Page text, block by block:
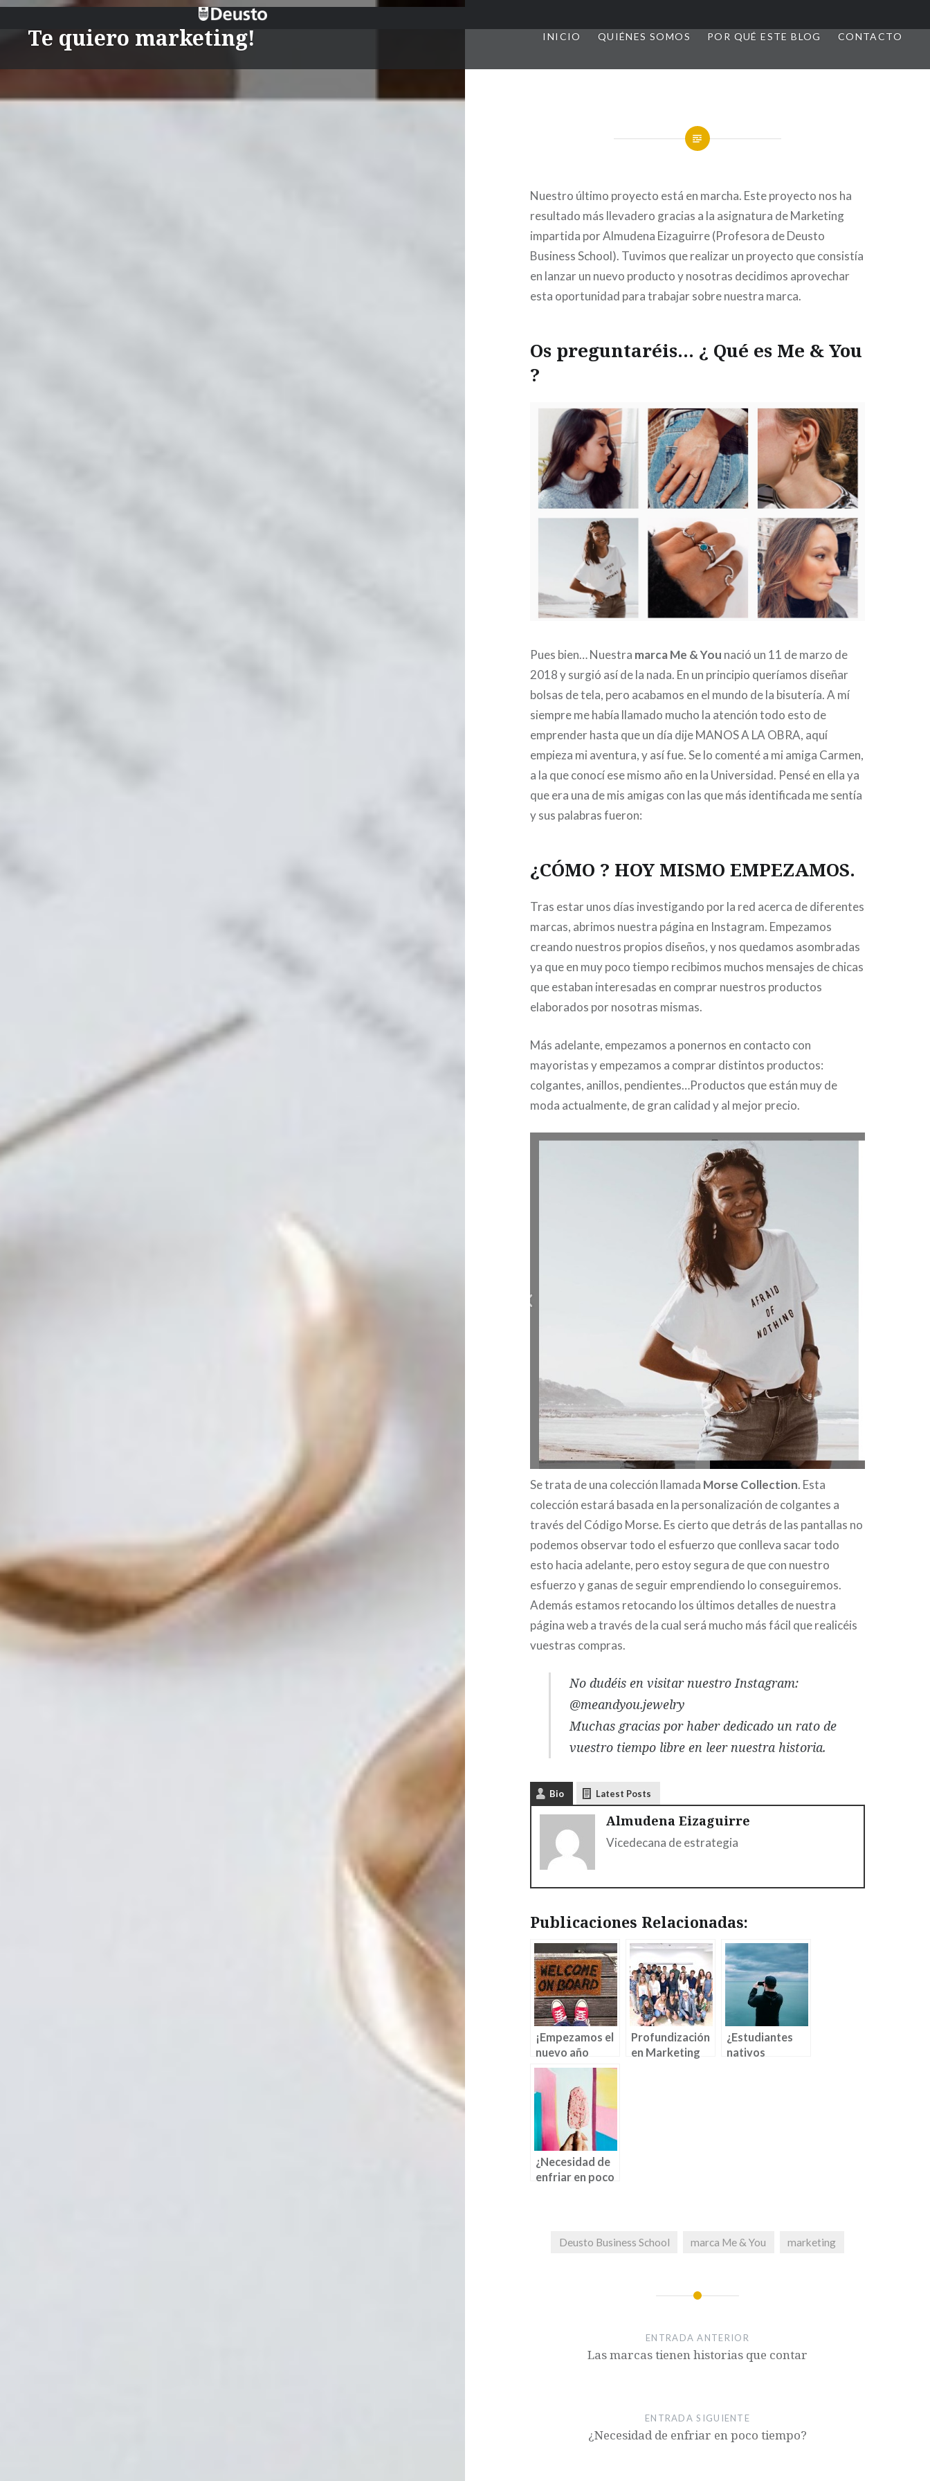
Te quiero marketing! INICIO QUIÉNES SOMOS POR QUÉ ESTE BLOG CONTACTO
Nuestro último proyecto está en marcha. Este proyecto nos ha
resultado más llevadero gracias a la asignatura de Marketing
impartida por Almudena Eizaguirre (Profesora de Deusto
Business School). Tuvimos que realizar un proyecto que consistía
en lanzar un nuevo producto y nosotras decidimos aprovechar
esta oportunidad para trabajar sobre nuestra marca.
Os preguntaréis… ¿ Qué es Me & You
?
Pues bien… Nuestra marca Me & You nació un 11 de marzo de
2018 y surgió así de la nada. En un principio queríamos diseñar
bolsas de tela, pero acabamos en el mundo de la bisutería. A mí
siempre me había llamado mucho la atención todo esto de
emprender hasta que un día dije MANOS A LA OBRA, aquí
empieza mi aventura, y así fue. Se lo comenté a mi amiga Carmen,
a la que conocí ese mismo año en la Universidad. Pensé en ella ya
que era una de mis amigas con las que más identificada me sentía
y sus palabras fueron:
¿CÓMO ? HOY MISMO EMPEZAMOS.
Tras estar unos días investigando por la red acerca de diferentes
marcas, abrimos nuestra página en Instagram. Empezamos
creando nuestros propios diseños, y nos quedamos asombradas
ya que en muy poco tiempo recibimos muchos mensajes de chicas
que estaban interesadas en comprar nuestros productos
elaborados por nosotras mismas.
Más adelante, empezamos a ponernos en contacto con
mayoristas y empezamos a comprar distintos productos:
colgantes, anillos, pendientes…Productos que están muy de
moda actualmente, de gran calidad y al mejor precio.
Se trata de una colección llamada Morse Collection. Esta
colección estará basada en la personalización de colgantes a
través del Código Morse. Es cierto que detrás de las pantallas no
podemos observar todo el esfuerzo que conlleva sacar todo
esto hacia adelante, pero estoy segura de que con nuestro
esfuerzo y ganas de seguir emprendiendo lo conseguiremos.
Además estamos retocando los últimos detalles de nuestra
página web a través de la cual será mucho más fácil que realicéis
vuestras compras.
No dudéis en visitar nuestro Instagram:
@meandyou.jewelry
Muchas gracias por haber dedicado un rato de
vuestro tiempo libre en leer nuestra historia.
Bio Latest Posts
Almudena Eizaguirre
Vicedecana de estrategia
Publicaciones Relacionadas:
¡Empezamos el
nuevo año
académico!
Profundización
en Marketing
¿Estudiantes
nativos
¿Necesidad de
enfriar en poco
Deusto Business School marca Me & You marketing
ENTRADA ANTERIOR
Las marcas tienen historias que contar
ENTRADA SIGUIENTE
¿Necesidad de enfriar en poco tiempo?